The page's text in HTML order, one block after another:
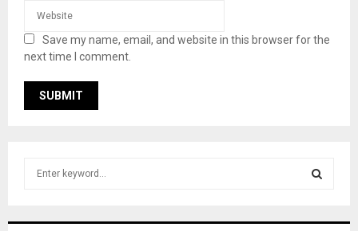
Save my name, email, and website in this browser for the
next time I comment.